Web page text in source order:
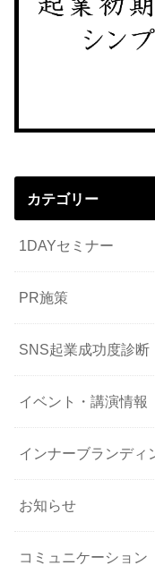
カテゴリー
1DAYセミナー
PR施策
SNS起業成功度診断
イベント・講演情報
インナーブランディ
お知らせ
コミュニケーション